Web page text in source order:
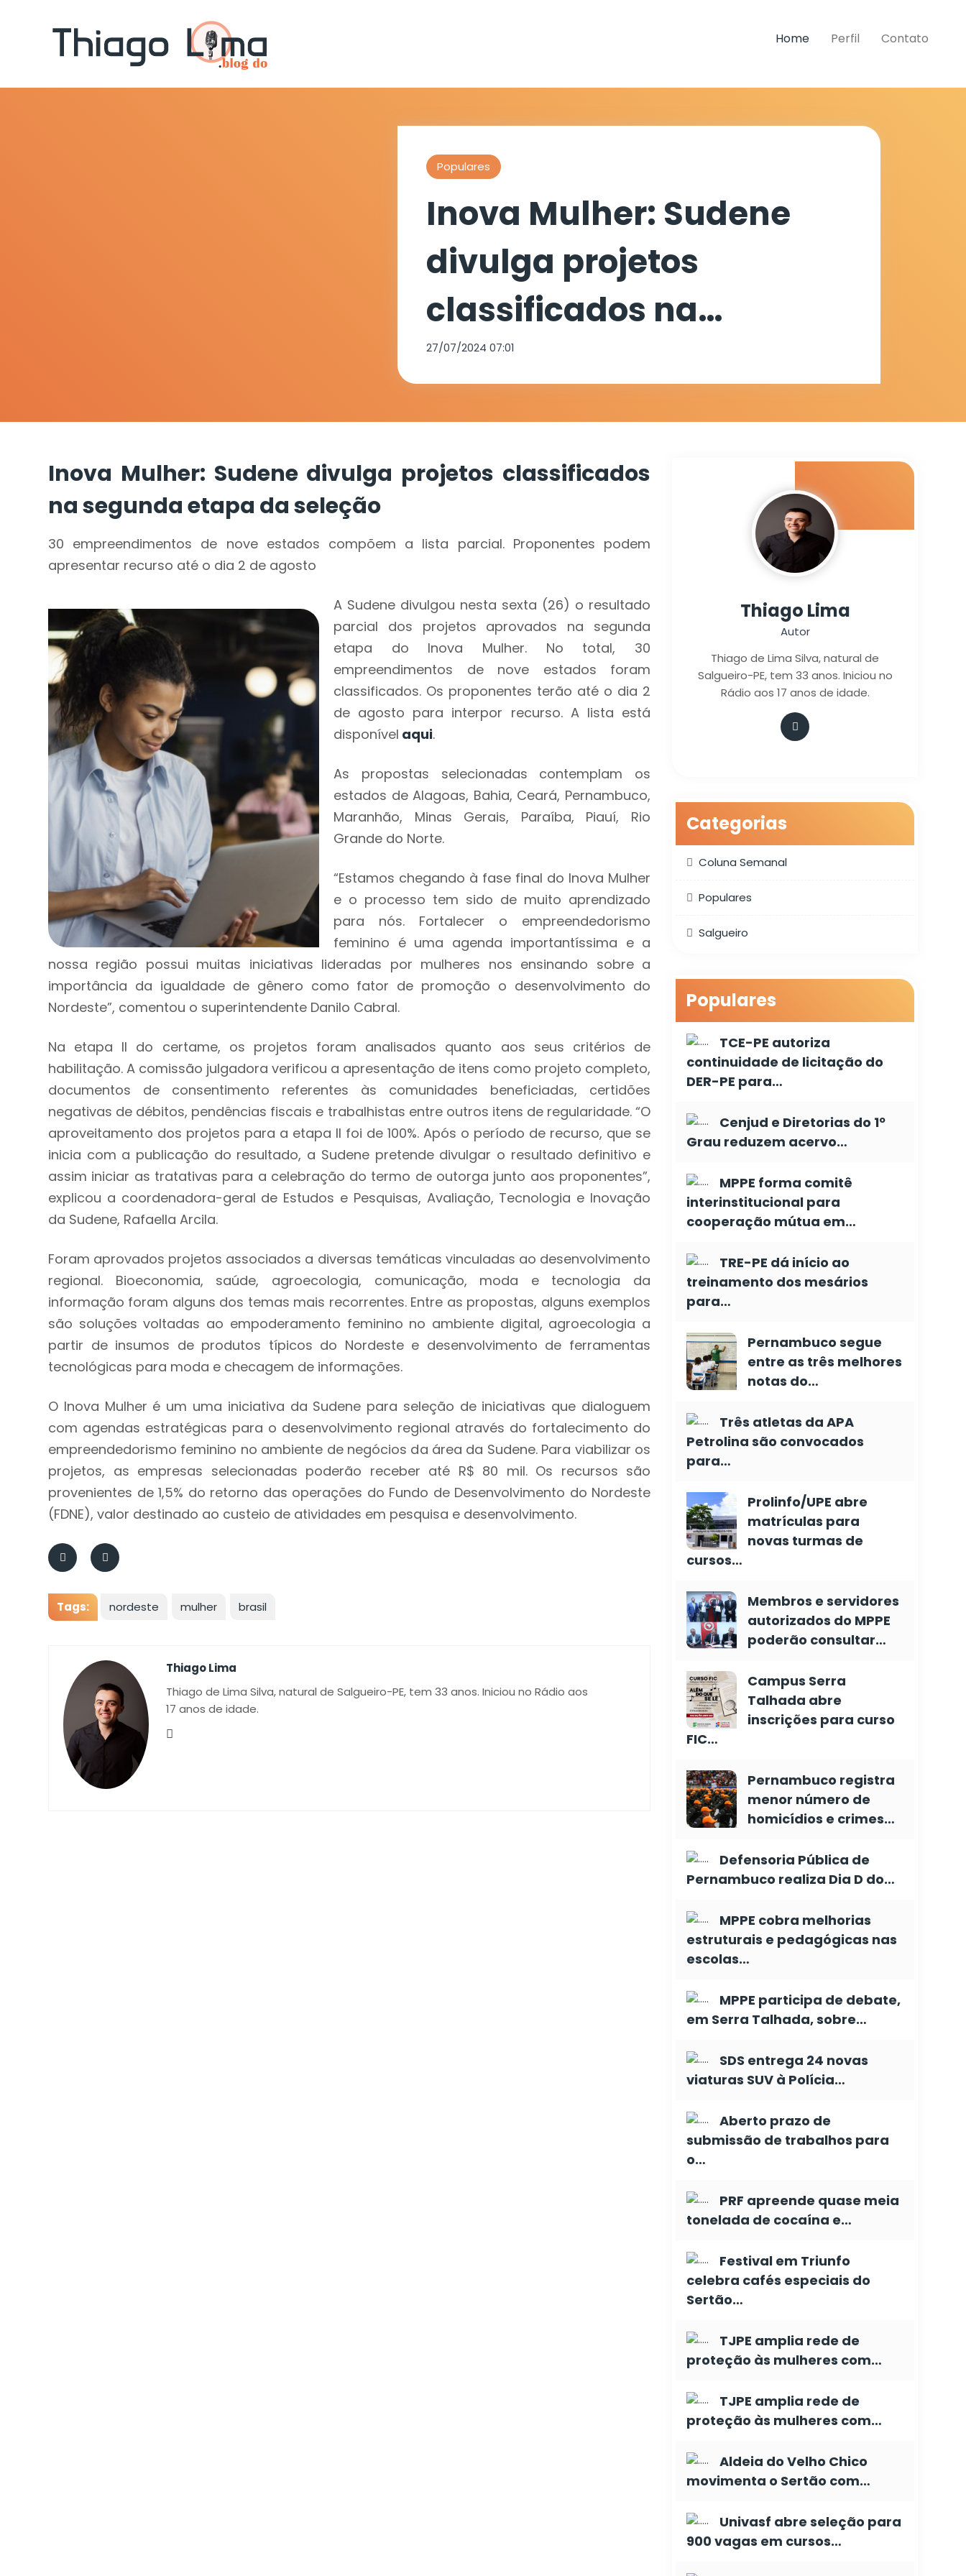
Home Perfil Contato
Populares
Inova Mulher: Sudene
divulga projetos
classificados na
segunda etapa da
27/07/2024 07:01
Inova Mulher: Sudene divulga projetos classificados
na segunda etapa da seleção
30 empreendimentos de nove estados compõem a lista parcial. Proponentes podem
apresentar recurso até o dia 2 de agosto
A Sudene divulgou nesta sexta (26) o resultado
parcial dos projetos aprovados na segunda
etapa do Inova Mulher. No total, 30
empreendimentos de nove estados foram
classificados. Os proponentes terão até o dia 2
de agosto para interpor recurso. A lista está
disponível aqui.
As propostas selecionadas contemplam os
estados de Alagoas, Bahia, Ceará, Pernambuco,
Maranhão, Minas Gerais, Paraíba, Piauí, Rio
Grande do Norte.
“Estamos chegando à fase final do Inova Mulher
e o processo tem sido de muito aprendizado
para nós. Fortalecer o empreendedorismo
feminino é uma agenda importantíssima e a
nossa região possui muitas iniciativas lideradas por mulheres nos ensinando sobre a
importância da igualdade de gênero como fator de promoção o desenvolvimento do
Nordeste”, comentou o superintendente Danilo Cabral.
Na etapa II do certame, os projetos foram analisados quanto aos seus critérios de
habilitação. A comissão julgadora verificou a apresentação de itens como projeto completo,
documentos de consentimento referentes às comunidades beneficiadas, certidões
negativas de débitos, pendências fiscais e trabalhistas entre outros itens de regularidade. “O
aproveitamento dos projetos para a etapa II foi de 100%. Após o período de recurso, que se
inicia com a publicação do resultado, a Sudene pretende divulgar o resultado definitivo e
assim iniciar as tratativas para a celebração do termo de outorga junto aos proponentes”,
explicou a coordenadora-geral de Estudos e Pesquisas, Avaliação, Tecnologia e Inovação
da Sudene, Rafaella Arcila.
Foram aprovados projetos associados a diversas temáticas vinculadas ao desenvolvimento
regional. Bioeconomia, saúde, agroecologia, comunicação, moda e tecnologia da
informação foram alguns dos temas mais recorrentes. Entre as propostas, alguns exemplos
são soluções voltadas ao empoderamento feminino no ambiente digital, agroecologia a
partir de insumos de produtos típicos do Nordeste e desenvolvimento de ferramentas
tecnológicas para moda e checagem de informações.
O Inova Mulher é um uma iniciativa da Sudene para seleção de iniciativas que dialoguem
com agendas estratégicas para o desenvolvimento regional através do fortalecimento do
empreendedorismo feminino no ambiente de negócios da área da Sudene. Para viabilizar os
projetos, as empresas selecionadas poderão receber até R$ 80 mil. Os recursos são
provenientes de 1,5% do retorno das operações do Fundo de Desenvolvimento do Nordeste
(FDNE), valor destinado ao custeio de atividades em pesquisa e desenvolvimento.
Tags: nordeste mulher brasil
Thiago Lima
Thiago de Lima Silva, natural de Salgueiro-PE, tem 33 anos. Iniciou no Rádio aos
17 anos de idade.
Thiago Lima
Autor
Thiago de Lima Silva, natural de
Salgueiro-PE, tem 33 anos. Iniciou no
Rádio aos 17 anos de idade.
Categorias
Coluna Semanal
Populares
Salgueiro
Populares
TCE-PE autoriza
continuidade de licitação do
DER-PE para…
Cenjud e Diretorias do 1º
Grau reduzem acervo…
MPPE forma comitê
interinstitucional para
cooperação mútua em…
TRE-PE dá início ao
treinamento dos mesários
para…
Pernambuco segue
entre as três melhores
notas do…
Três atletas da APA
Petrolina são convocados
para…
Prolinfo/UPE abre
matrículas para
novas turmas de
cursos…
Membros e servidores
autorizados do MPPE
poderão consultar…
Campus Serra
Talhada abre
inscrições para curso
FIC…
Pernambuco registra
menor número de
homicídios e crimes…
Defensoria Pública de
Pernambuco realiza Dia D do…
MPPE cobra melhorias
estruturais e pedagógicas nas
escolas…
MPPE participa de debate,
em Serra Talhada, sobre…
SDS entrega 24 novas
viaturas SUV à Polícia…
Aberto prazo de
submissão de trabalhos para
o…
PRF apreende quase meia
tonelada de cocaína e…
Festival em Triunfo
celebra cafés especiais do
Sertão…
TJPE amplia rede de
proteção às mulheres com…
TJPE amplia rede de
proteção às mulheres com…
Aldeia do Velho Chico
movimenta o Sertão com…
Univasf abre seleção para
900 vagas em cursos…